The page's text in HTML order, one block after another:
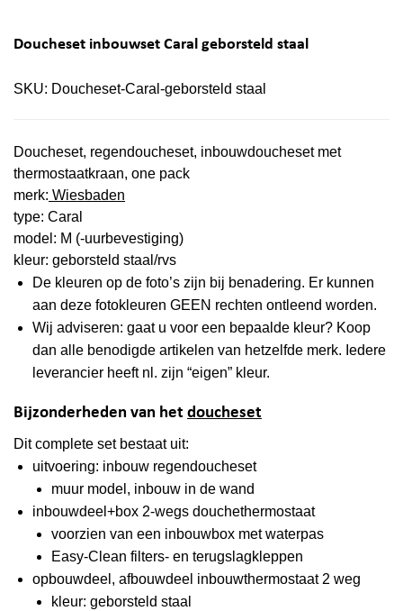
Doucheset inbouwset Caral geborsteld staal
SKU: Doucheset-Caral-geborsteld staal
Doucheset, regendoucheset, inbouwdoucheset met
thermostaatkraan, one pack
merk: Wiesbaden
type: Caral
model: M (-uurbevestiging)
kleur: geborsteld staal/rvs
De kleuren op de foto’s zijn bij benadering. Er kunnen
aan deze fotokleuren GEEN rechten ontleend worden.
Wij adviseren: gaat u voor een bepaalde kleur? Koop
dan alle benodigde artikelen van hetzelfde merk. Iedere
leverancier heeft nl. zijn “eigen” kleur.
Bijzonderheden van het doucheset
Dit complete set bestaat uit:
uitvoering: inbouw regendoucheset
muur model, inbouw in de wand
inbouwdeel+box 2-wegs douchethermostaat
voorzien van een inbouwbox met waterpas
Easy-Clean filters- en terugslagkleppen
opbouwdeel, afbouwdeel inbouwthermostaat 2 weg
kleur: geborsteld staal